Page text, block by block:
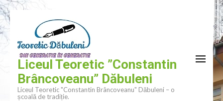
Sari la
conținut
Sari
conținut
(apasă
Enter)
Liceul Teoretic ”Constantin
Brâncoveanu” Dăbuleni
Liceul Teoretic "Constantin Brâncoveanu" Dăbuleni – o
școală de tradiție.